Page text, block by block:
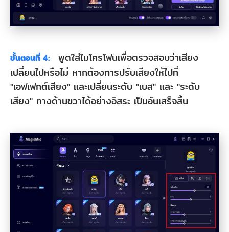
ขั้นตอนที่ 4:
พูดใส่ไมโครโฟนเพื่อตรวจสอบว่าเสียง
เปลี่ยนไปหรือไม่ หากต้องการปรับเสียงให้ไปที่
"เอฟเฟกต์เสียง" และเปลี่ยนระดับ "เบส" และ "ระดับ
เสียง" ทางด้านขวาได้อย่างอิสระ เป็นอันเสร็จสิ้น